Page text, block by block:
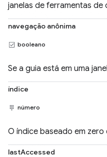
janelas de ferramentas de
navegação anônima
booleano
Se a guia está em uma
índice
número
O índice baseado em zero
lastAccessed